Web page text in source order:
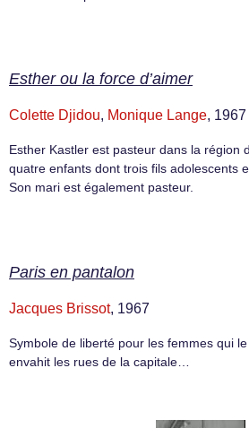
Esther ou la force d’aimer
Colette Djidou, Monique Lange, 1967
Esther Kastler est pasteur dans la région
quatre enfants dont trois fils adolescents
Son mari est également pasteur.
Paris en pantalon
Jacques Brissot, 1967
Symbole de liberté pour les femmes qui
envahit les rues de la capitale…